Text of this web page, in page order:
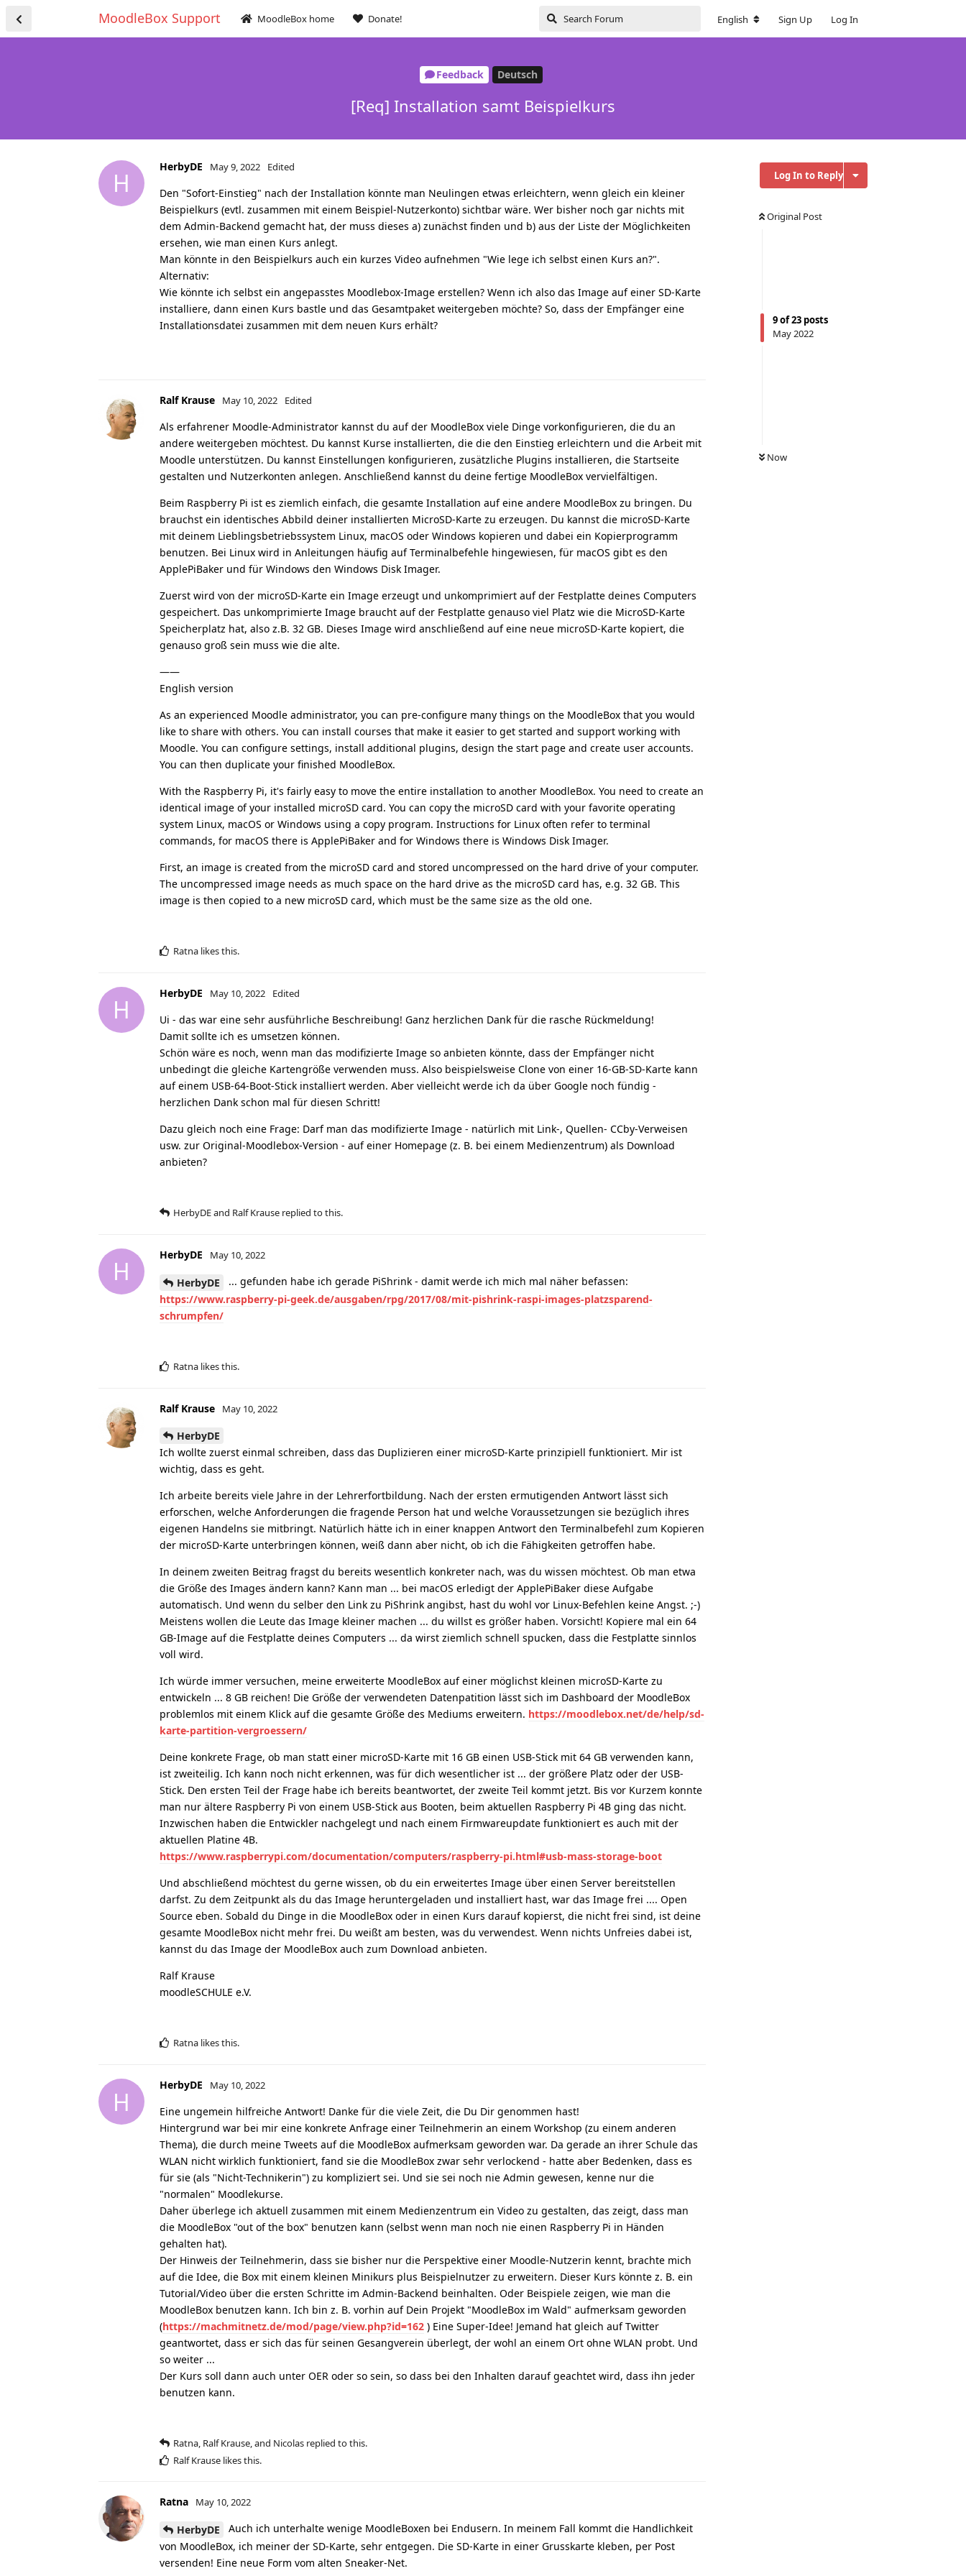
MoodleBox Support MoodleBox home Donate! English Sign Up Log In
Feedback Deutsch
[Req] Installation samt Beispielkurs
Log In to Reply
Original Post
9of23 posts
May 2022
Now
H
HerbyDE May 9, 2022 Edited
Den "Sofort-Einstieg" nach der Installation könnte man Neulingen etwas erleichtern, wenn gleich ein kleiner
Beispielkurs (evtl. zusammen mit einem Beispiel-Nutzerkonto) sichtbar wäre. Wer bisher noch gar nichts mit
dem Admin-Backend gemacht hat, der muss dieses a) zunächst finden und b) aus der Liste der Möglichkeiten
ersehen, wie man einen Kurs anlegt.
Man könnte in den Beispielkurs auch ein kurzes Video aufnehmen "Wie lege ich selbst einen Kurs an?".
Alternativ:
Wie könnte ich selbst ein angepasstes Moodlebox-Image erstellen? Wenn ich also das Image auf einer SD-Karte
installiere, dann einen Kurs bastle und das Gesamtpaket weitergeben möchte? So, dass der Empfänger eine
Installationsdatei zusammen mit dem neuen Kurs erhält?
Ralf Krause May 10, 2022 Edited
Als erfahrener Moodle-Administrator kannst du auf der MoodleBox viele Dinge vorkonfigurieren, die du an
andere weitergeben möchtest. Du kannst Kurse installierten, die die den Einstieg erleichtern und die Arbeit mit
Moodle unterstützen. Du kannst Einstellungen konfigurieren, zusätzliche Plugins installieren, die Startseite
gestalten und Nutzerkonten anlegen. Anschließend kannst du deine fertige MoodleBox vervielfältigen.
Beim Raspberry Pi ist es ziemlich einfach, die gesamte Installation auf eine andere MoodleBox zu bringen. Du
brauchst ein identisches Abbild deiner installierten MicroSD-Karte zu erzeugen. Du kannst die microSD-Karte
mit deinem Lieblingsbetriebssystem Linux, macOS oder Windows kopieren und dabei ein Kopierprogramm
benutzen. Bei Linux wird in Anleitungen häufig auf Terminalbefehle hingewiesen, für macOS gibt es den
ApplePiBaker und für Windows den Windows Disk Imager.
Zuerst wird von der microSD-Karte ein Image erzeugt und unkomprimiert auf der Festplatte deines Computers
gespeichert. Das unkomprimierte Image braucht auf der Festplatte genauso viel Platz wie die MicroSD-Karte
Speicherplatz hat, also z.B. 32 GB. Dieses Image wird anschließend auf eine neue microSD-Karte kopiert, die
genauso groß sein muss wie die alte.
——
English version
As an experienced Moodle administrator, you can pre-configure many things on the MoodleBox that you would
like to share with others. You can install courses that make it easier to get started and support working with
Moodle. You can configure settings, install additional plugins, design the start page and create user accounts.
You can then duplicate your finished MoodleBox.
With the Raspberry Pi, it's fairly easy to move the entire installation to another MoodleBox. You need to create an
identical image of your installed microSD card. You can copy the microSD card with your favorite operating
system Linux, macOS or Windows using a copy program. Instructions for Linux often refer to terminal
commands, for macOS there is ApplePiBaker and for Windows there is Windows Disk Imager.
First, an image is created from the microSD card and stored uncompressed on the hard drive of your computer.
The uncompressed image needs as much space on the hard drive as the microSD card has, e.g. 32 GB. This
image is then copied to a new microSD card, which must be the same size as the old one.
Ratna likes this.
H
HerbyDE May 10, 2022 Edited
Ui - das war eine sehr ausführliche Beschreibung! Ganz herzlichen Dank für die rasche Rückmeldung!
Damit sollte ich es umsetzen können.
Schön wäre es noch, wenn man das modifizierte Image so anbieten könnte, dass der Empfänger nicht
unbedingt die gleiche Kartengröße verwenden muss. Also beispielsweise Clone von einer 16-GB-SD-Karte kann
auf einem USB-64-Boot-Stick installiert werden. Aber vielleicht werde ich da über Google noch fündig -
herzlichen Dank schon mal für diesen Schritt!
Dazu gleich noch eine Frage: Darf man das modifizierte Image - natürlich mit Link-, Quellen- CCby-Verweisen
usw. zur Original-Moodlebox-Version - auf einer Homepage (z. B. bei einem Medienzentrum) als Download
anbieten?
HerbyDEand Ralf Krause replied to this.
H
HerbyDE May 10, 2022
HerbyDE
... gefunden habe ich gerade PiShrink - damit werde ich mich mal näher befassen:
https://www.raspberry-pi-geek.de/ausgaben/rpg/2017/08/mit-pishrink-raspi-images-platzsparend-
schrumpfen/
Ratna likes this.
Ralf Krause May 10, 2022
HerbyDE
Ich wollte zuerst einmal schreiben, dass das Duplizieren einer microSD-Karte prinzipiell funktioniert. Mir ist
wichtig, dass es geht.
Ich arbeite bereits viele Jahre in der Lehrerfortbildung. Nach der ersten ermutigenden Antwort lässt sich
erforschen, welche Anforderungen die fragende Person hat und welche Voraussetzungen sie bezüglich ihres
eigenen Handelns sie mitbringt. Natürlich hätte ich in einer knappen Antwort den Terminalbefehl zum Kopieren
der microSD-Karte unterbringen können, weiß dann aber nicht, ob ich die Fähigkeiten getroffen habe.
In deinem zweiten Beitrag fragst du bereits wesentlich konkreter nach, was du wissen möchtest. Ob man etwa
die Größe des Images ändern kann? Kann man ... bei macOS erledigt der ApplePiBaker diese Aufgabe
automatisch. Und wenn du selber den Link zu PiShrink angibst, hast du wohl vor Linux-Befehlen keine Angst. ;-)
Meistens wollen die Leute das Image kleiner machen ... du willst es größer haben. Vorsicht! Kopiere mal ein 64
GB-Image auf die Festplatte deines Computers ... da wirst ziemlich schnell spucken, dass die Festplatte sinnlos
voll wird.
Ich würde immer versuchen, meine erweiterte MoodleBox auf einer möglichst kleinen microSD-Karte zu
entwickeln ... 8 GB reichen! Die Größe der verwendeten Datenpatition lässt sich im Dashboard der MoodleBox
problemlos mit einem Klick auf die gesamte Größe des Mediums erweitern. https://moodlebox.net/de/help/sd-
karte-partition-vergroessern/
Deine konkrete Frage, ob man statt einer microSD-Karte mit 16 GB einen USB-Stick mit 64 GB verwenden kann,
ist zweiteilig. Ich kann noch nicht erkennen, was für dich wesentlicher ist ... der größere Platz oder der USB-
Stick. Den ersten Teil der Frage habe ich bereits beantwortet, der zweite Teil kommt jetzt. Bis vor Kurzem konnte
man nur ältere Raspberry Pi von einem USB-Stick aus Booten, beim aktuellen Raspberry Pi 4B ging das nicht.
Inzwischen haben die Entwickler nachgelegt und nach einem Firmwareupdate funktioniert es auch mit der
aktuellen Platine 4B.
https://www.raspberrypi.com/documentation/computers/raspberry-pi.html#usb-mass-storage-boot
Und abschließend möchtest du gerne wissen, ob du ein erweitertes Image über einen Server bereitstellen
darfst. Zu dem Zeitpunkt als du das Image heruntergeladen und installiert hast, war das Image frei .... Open
Source eben. Sobald du Dinge in die MoodleBox oder in einen Kurs darauf kopierst, die nicht frei sind, ist deine
gesamte MoodleBox nicht mehr frei. Du weißt am besten, was du verwendest. Wenn nichts Unfreies dabei ist,
kannst du das Image der MoodleBox auch zum Download anbieten.
Ralf Krause
moodleSCHULE e.V.
Ratna likes this.
H
HerbyDE May 10, 2022
Eine ungemein hilfreiche Antwort! Danke für die viele Zeit, die Du Dir genommen hast!
Hintergrund war bei mir eine konkrete Anfrage einer Teilnehmerin an einem Workshop (zu einem anderen
Thema), die durch meine Tweets auf die MoodleBox aufmerksam geworden war. Da gerade an ihrer Schule das
WLAN nicht wirklich funktioniert, fand sie die MoodleBox zwar sehr verlockend - hatte aber Bedenken, dass es
für sie (als "Nicht-Technikerin") zu kompliziert sei. Und sie sei noch nie Admin gewesen, kenne nur die
"normalen" Moodlekurse.
Daher überlege ich aktuell zusammen mit einem Medienzentrum ein Video zu gestalten, das zeigt, dass man
die MoodleBox "out of the box" benutzen kann (selbst wenn man noch nie einen Raspberry Pi in Händen
gehalten hat).
Der Hinweis der Teilnehmerin, dass sie bisher nur die Perspektive einer Moodle-Nutzerin kennt, brachte mich
auf die Idee, die Box mit einem kleinen Minikurs plus Beispielnutzer zu erweitern. Dieser Kurs könnte z. B. ein
Tutorial/Video über die ersten Schritte im Admin-Backend beinhalten. Oder Beispiele zeigen, wie man die
MoodleBox benutzen kann. Ich bin z. B. vorhin auf Dein Projekt "MoodleBox im Wald" aufmerksam geworden
(https://machmitnetz.de/mod/page/view.php?id=162 ) Eine Super-Idee! Jemand hat gleich auf Twitter
geantwortet, dass er sich das für seinen Gesangverein überlegt, der wohl an einem Ort ohne WLAN probt. Und
so weiter ...
Der Kurs soll dann auch unter OER oder so sein, so dass bei den Inhalten darauf geachtet wird, dass ihn jeder
benutzen kann.
Ratna, Ralf Krause, and Nicolas replied to this.
Ralf Krause likes this.
Ratna May 10, 2022
HerbyDE
Auch ich unterhalte wenige MoodleBoxen bei Endusern. In meinem Fall kommt die Handlichkeit
von MoodleBox, ich meiner der SD-Karte, sehr entgegen. Die SD-Karte in einer Grusskarte kleben, per Post
versenden! Eine neue Form vom alten Sneaker-Net.